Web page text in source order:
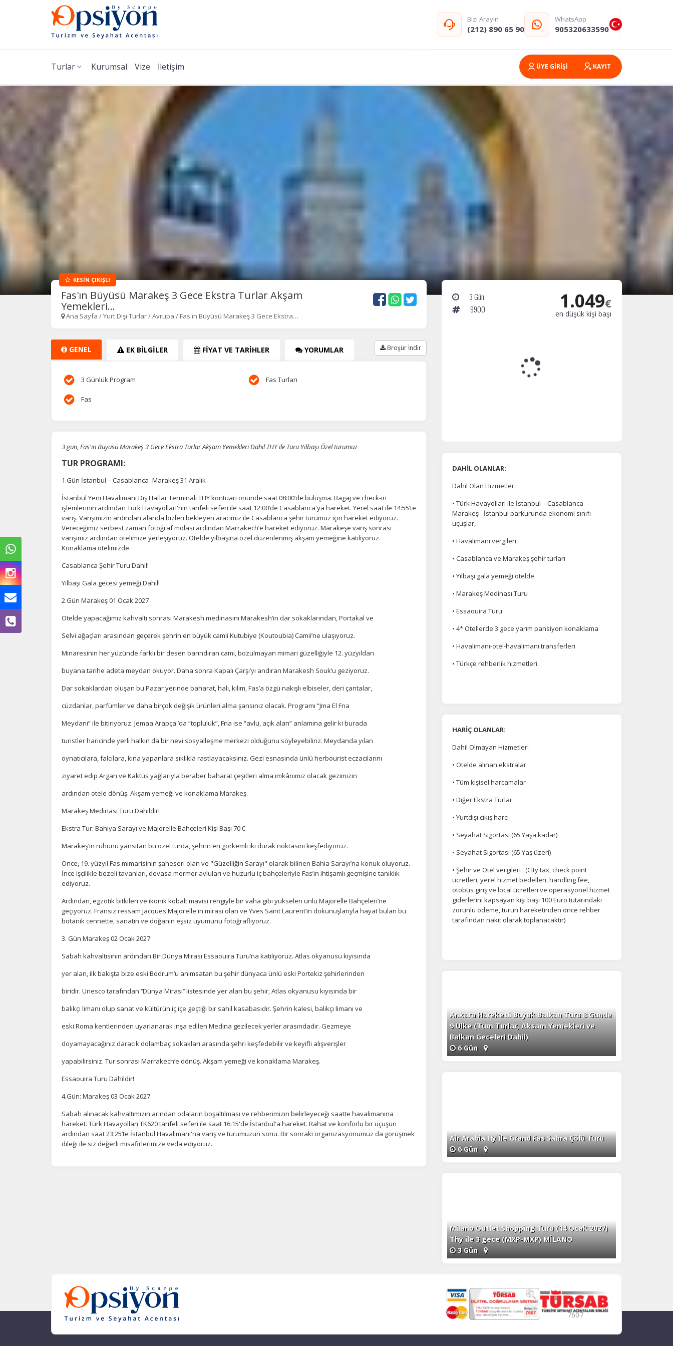
Bizi Arayın
(212) 890 65 90
WhatsApp
905320633590
Turlar Kurumsal Vize İletişim ÜYE GİRİŞİ KAYIT
Çerez tercihlerinizi belirleyin
depolayabilir, bunları yurt içi ve yurt dışındaki hizmet sağlayıcılarla paylaşabiliriz. Buna
bilir.Daha fazla bilgi içinKVKK bilgilendirmemizi,çerez kullanım
çerezler olmadan site düzgün çalışmaz ve devre dışı bırakılamaz.
İstatistik Çerezleri
Ziyaretçilerin siteyi nasıl kullandığını anonim olarak ölçeriz. Hangi
sayfaların popüler olduğunu ve kullanıcıların nerede zorluk yaşadığını
Pazarlama Çerezleri
Kapatırsanız reklamları görmeye devam edersiniz, ancak daha az
alakalı olabilirler.
KESİN ÇIKIŞLI
Fas'ın Büyüsü Marakeş 3 Gece Ekstra Turlar Akşam
Yemekleri...
Ana Sayfa /Yurt Dışı Turlar/Avrupa / Fas'ın Büyüsü Marakeş 3 Gece Ekstra…
GENEL EK BİLGİLER FİYAT VE TARİHLER YORUMLAR Broşür İndir
3 Günlük Program Fas Turları
Fas
3 gün, Fas'ın Büyüsü Marakeş 3 Gece Ekstra Turlar Akşam Yemekleri Dahil THY ile Turu Yılbaşı Özel turumuz
TUR PROGRAMI:
1.Gün İstanbul – Casablanca- Marakeş 31 Aralık
İstanbul Yeni Havalimanı Dış Hatlar Terminali THY kontuarı önünde saat 08:00’de buluşma. Bagaj ve check-in
işlemlerinin ardından Türk Havayolları'nın tarifeli seferi ile saat 12:00’de Casablanca'ya hareket. Yerel saat ile 14:55’te
varış. Varışımızın ardından alanda bizleri bekleyen aracımız ile Casablanca şehir turumuz için hareket ediyoruz.
Vereceğimiz serbest zaman fotoğraf molası ardından Marrakech’e hareket ediyoruz. Marakeşe varış sonrası
varışımız ardından otelimize yerleşiyoruz. Otelde yılbaşına özel düzenlenmiş akşam yemeğine katılıyoruz.
Konaklama otelimizde.
Casablanca Şehir Turu Dahil!
Yılbaşı Gala gecesi yemeği Dahil!
2.Gün Marakeş 01 Ocak 2027
Otelde yapacağımız kahvaltı sonrası Marakesh medinasını Marakesh’in dar sokaklarından, Portakal ve
Selvi ağaçları arasından geçerek şehrin en büyük camii Kutubiye (Koutoubia) Camii’ne ulaşıyoruz.
Minaresinin her yüzünde farklı bir desen barındıran cami, bozulmayan mimari güzelliğiyle 12. yüzyıldan
buyana tarihe adeta meydan okuyor. Daha sonra Kapalı Çarşı’yı andıran Marakesh Souk’u geziyoruz.
Dar sokaklardan oluşan bu Pazar yerinde baharat, halı, kilim, Fas’a özgü nakışlı elbiseler, deri çantalar,
cüzdanlar, parfümler ve daha birçok değişik ürünleri alma şansınız olacak. Programı “Jma El Fna
Meydanı” ile bitiriyoruz. Jemaa Arapça ’da “topluluk”, Fna ise “avlu, açık alan” anlamına gelir ki burada
turistler haricinde yerli halkın da bir nevi sosyalleşme merkezi olduğunu söyleyebiliriz. Meydanda yılan
oynatıcılara, falcılara, kına yapanlara sıklıkla rastlayacaksınız. Gezi esnasında ünlü herbourist eczacılarını
ziyaret edip Argan ve Kaktüs yağlarıyla beraber baharat çeşitleri alma imkânımız olacak gezimizin
ardından otele dönüş. Akşam yemeği ve konaklama Marakeş.
Marakeş Medinası Turu Dahildir!
Ekstra Tur: Bahiya Sarayı ve Majorelle Bahçeleri Kişi Başı 70 €
Marakeş’in ruhunu yansıtan bu özel turda, şehrin en görkemli iki durak noktasını keşfediyoruz.
Önce, 19. yüzyıl Fas mimarisinin şaheseri olan ve "Güzelliğin Sarayı" olarak bilinen Bahia Sarayı’na konuk oluyoruz.
İnce işçilikle bezeli tavanları, devasa mermer avluları ve huzurlu iç bahçeleriyle Fas’ın ihtişamlı geçmişine tanıklık
ediyoruz.
Ardından, egzotik bitkileri ve ikonik kobalt mavisi rengiyle bir vaha gibi yükselen ünlü Majorelle Bahçeleri’ne
geçiyoruz. Fransız ressam Jacques Majorelle'in mirası olan ve Yves Saint Laurent’in dokunuşlarıyla hayat bulan bu
botanik cennette, sanatın ve doğanın eşsiz uyumunu fotoğraflıyoruz.
3. Gün Marakeş 02 Ocak 2027
Sabah kahvaltısının ardından Bir Dünya Mirası Essaouira Turu’na katılıyoruz. Atlas okyanusu kıyısında
yer alan, ilk bakışta bize eski Bodrum’u anımsatan bu şehir dünyaca ünlü eski Portekiz şehirlerinden
biridir. Unesco tarafından ‘’Dünya Mirası’’ listesinde yer alan bu şehir, Atlas okyanusu kıyısında bir
balıkçı limanı olup sanat ve kültürün iç içe geçtiği bir sahil kasabasıdır. Şehrin kalesi, balıkçı limanı ve
eski Roma kentlerinden uyarlanarak inşa edilen Medina gezilecek yerler arasındadır. Gezmeye
doyamayacağınız daracık dolambaç sokakları arasında şehri keşfedebilir ve keyifli alışverişler
yapabilirsiniz. Tur sonrası Marrakech’e dönüş. Akşam yemeği ve konaklama Marakeş.
Essaouira Turu Dahildir!
4.Gün: Marakeş 03 Ocak 2027
Sabah alınacak kahvaltımızın arından odaların boşaltılması ve rehberimizin belirleyeceği saatte havalimanına
hareket. Türk Havayolları TK620 tarifeli seferi ile saat 16:15'de İstanbul'a hareket. Rahat ve konforlu bir uçuşun
ardından saat 23:25’te İstanbul Havalimanı'na varış ve turumuzun sonu. Bir sonraki organizasyonumuz da görüşmek
dileği ile siz değerli misafirlerimize veda ediyoruz.
3 Gün
9900
1.049€
en düşük kişi başı
DAHİL OLANLAR:
Dahil Olan Hizmetler:
• Türk Havayolları ile İstanbul – Casablanca-
Marakeş– İstanbul parkurunda ekonomi sınıfı
uçuşlar,
• Havalimanı vergileri,
• Casablanca ve Marakeş şehir turları
• Yılbaşı gala yemeği otelde
• Marakeş Medinası Turu
• Essaouira Turu
• 4* Otellerde 3 gece yarım pansiyon konaklama
• Havalimanı-otel-havalimanı transferleri
• Türkçe rehberlik hizmetleri
HARİÇ OLANLAR:
Dahil Olmayan Hizmetler:
• Otelde alınan ekstralar
• Tüm kişisel harcamalar
• Diğer Ekstra Turlar
• Yurtdışı çıkış harcı
• Seyahat Sigortası (65 Yaşa kadar)
• Seyahat Sigortası (65 Yaş üzeri)
• Şehir ve Otel vergileri : (City tax, check point
ücretleri, yerel hizmet bedelleri, handling fee,
otobüs giriş ve local ücretleri ve operasyonel hizmet
giderlerini kapsayan kişi başı 100 Euro tutarındaki
zorunlu ödeme, turun hareketinden önce rehber
tarafından nakit olarak toplanacaktır)
Ankara Hareketli Buyuk Balkan Turu 8 Gunde
9 Ulke (Tum Turlar, Aksam Yemekleri ve
Balkan Geceleri Dahil)
6 Gün
Air Arabia Hy İle Grand Fas Sahra Çölü Turu
6 Gün
Milano Outlet Shopping Turu (14 Ocak 2027)
Thy ile 3 gece (MXP-MXP) MİLANO
3 Gün
7607